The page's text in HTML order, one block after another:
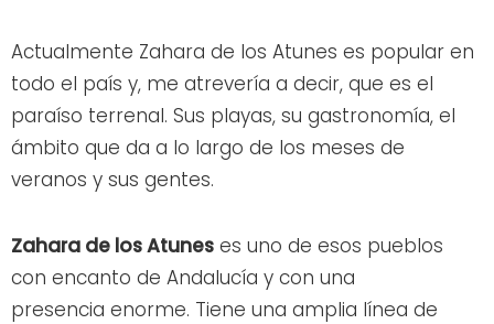
Actualmente Zahara de los Atunes es popular en
todo el país y, me atrevería a decir, que es el
paraíso terrenal. Sus playas, su gastronomía, el
ámbito que da a lo largo de los meses de
veranos y sus gentes.
Zahara de los Atunes es uno de esos pueblos
con encanto de Andalucía y con una
presencia enorme. Tiene una amplia línea de